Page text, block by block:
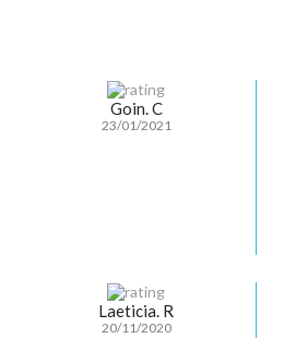
Goin. C
23/01/2021
Laeticia. R
20/11/2020